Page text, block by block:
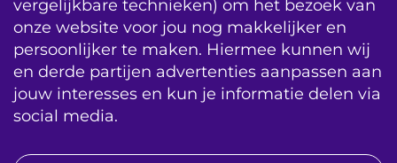
System Updates
sitemap vacatures
contact
algemene voorwaarden
BIS|Econocom e-news
vergelijkbare technieken) om het bezoek van
onze website voor jou nog makkelijker en
persoonlijker te maken. Hiermee kunnen wij
en derde partijen advertenties aanpassen aan
jouw interesses en kun je informatie delen via
social media.